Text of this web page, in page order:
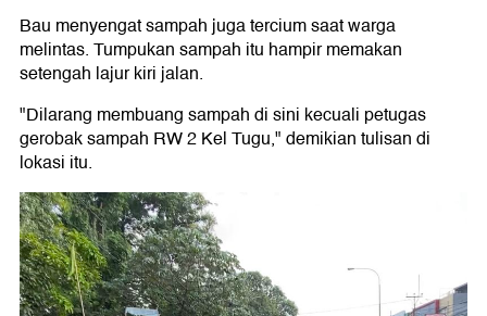
Bau menyengat sampah juga tercium saat warga
melintas. Tumpukan sampah itu hampir memakan
setengah lajur kiri jalan.
"Dilarang membuang sampah di sini kecuali petugas
gerobak sampah RW 2 Kel Tugu," demikian tulisan di
lokasi itu.